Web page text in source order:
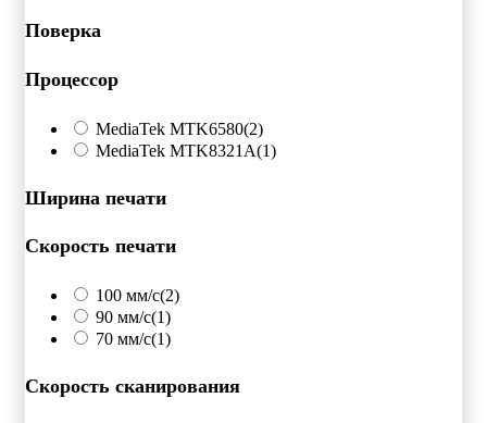
Поверка
Процессор
MediaTek MTK6580(2)
MediaTek MTK8321A(1)
Ширина печати
Скорость печати
100 мм/с(2)
90 мм/с(1)
70 мм/с(1)
Скорость сканирования